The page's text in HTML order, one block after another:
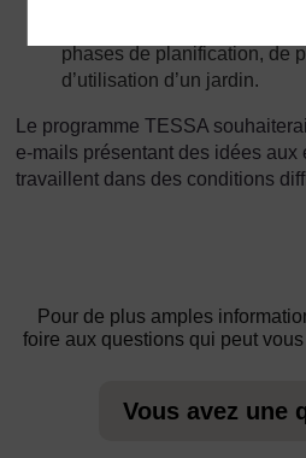
phases de planification, de
d’utilisation d’un jardin.
Le programme TESSA
e-mails présentant des idées aux
travaillent dans des conditions
Pour de plus amples
foire aux questions qui peut
Vous avez une